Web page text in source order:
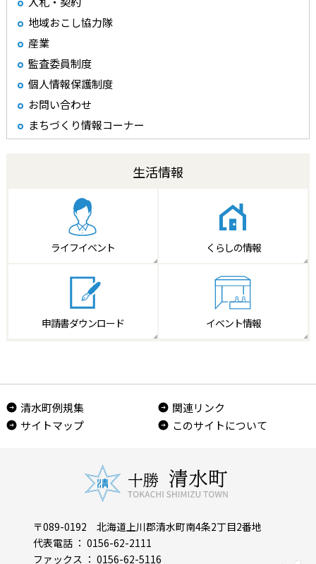
地域おこし協力隊
産業
監査委員制度
個人情報保護制度
お問い合わせ
まちづくり情報コーナー
生活情報
ライフイベント くらしの情報
申請書ダウンロード イベント情報
清水町例規集
関連リンク
サイトマップ
このサイトについて
〒089-0192 北海道上川郡清水町南4条2丁目2番地
代表電話 ： 0156-62-2111
ファックス ： 0156-62-5116